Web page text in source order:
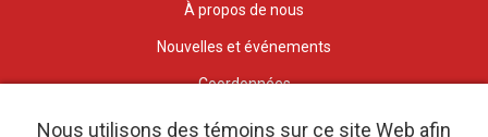
Nous utilisons des témoins sur ce site Web afin
À propos de nous
Nouvelles et événements
Coordonnées
Ma région locale